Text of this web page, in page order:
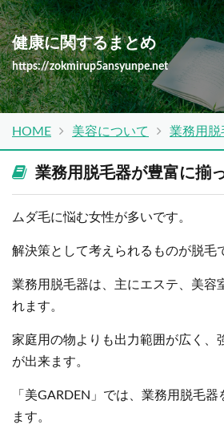
健康に関するまとめ
https://zokmirup5ansyunpe.net
HOME 美容について 業務用脱
業務用脱毛器が豊富に揃
ムダ毛に悩む女性が多いです。
解決策として考えられるものが脱毛
業務用脱毛器は、主にエステ、美容
れます。
家庭用の物よりも出力範囲が広く、
が出来ます。
「美GARDEN」では、業務用脱毛
ます。